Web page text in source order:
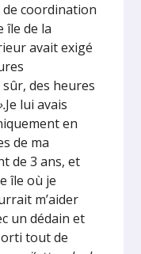
de coordination
île de la
avait exigé
des heures
Je lui avais
en
de ma
de 3 ans, et
île où je
m’aider
un dédain et
tout de